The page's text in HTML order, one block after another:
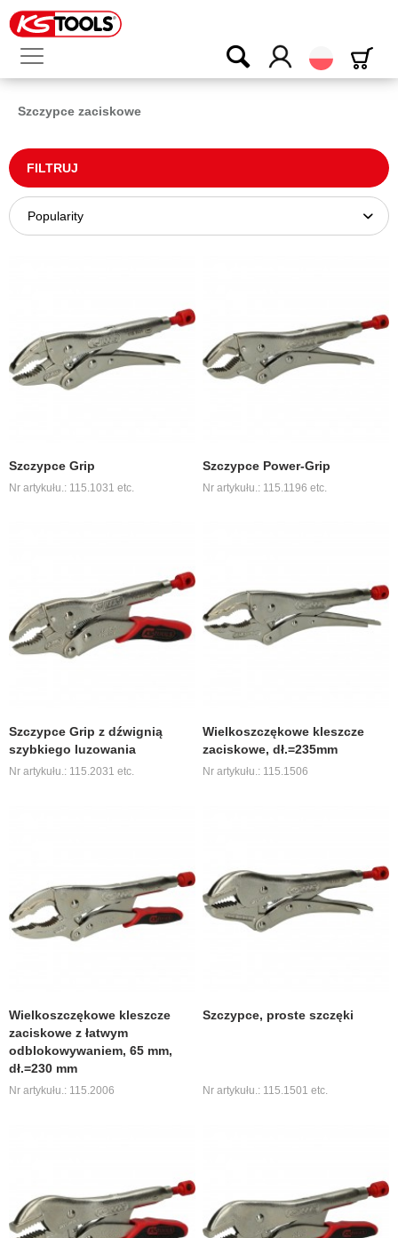
Polski
Szczypce zaciskowe
FILTRUJ
Szczypce Grip
Nr artykułu.: 115.1031 etc.
Szczypce Power-Grip
Nr artykułu.: 115.1196 etc.
Szczypce Grip z dźwignią
szybkiego luzowania
Nr artykułu.: 115.2031 etc.
Wielkoszczękowe kleszcze
zaciskowe, dł.=235mm
Nr artykułu.: 115.1506
Wielkoszczękowe kleszcze
zaciskowe z łatwym
odblokowywaniem, 65 mm,
dł.=230 mm
Nr artykułu.: 115.2006
Szczypce, proste szczęki
Nr artykułu.: 115.1501 etc.